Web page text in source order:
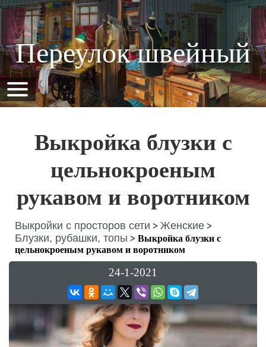
Переулок швейный
Выкройка блузки с
цельнокроеным
рукавом и воротником
Выкройки с просторов сети > Женские >
Блузки, рубашки, топы > Выкройка блузки с
цельнокроеным рукавом и воротником
24-1-2021